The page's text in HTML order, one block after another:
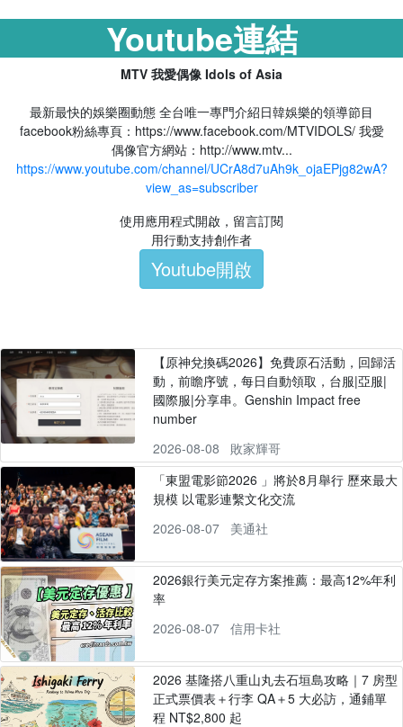
Youtube連結
MTV 我愛偶像 Idols of Asia
最新最快的娛樂圈動態 全台唯一專門介紹日韓娛樂的領導節目
facebook粉絲專頁：https://www.facebook.com/MTVIDOLS/ 我愛
偶像官方網站：http://www.mtv...
https://www.youtube.com/channel/UCrA8d7uAh9k_ojaEPjg82wA?
view_as=subscriber
使用應用程式開啟，留言訂閱
用行動支持創作者
Youtube開啟
【原神兌換碼2026】免費原石活動，回歸活
動，前瞻序號，每日自動領取，台服|亞服|
國際服|分享串。Genshin Impact free
number
2026-08-08
敗家輝哥
「東盟電影節2026 」將於8月舉行 歷來最大
規模 以電影連繫文化交流
2026-08-07
美通社
2026銀行美元定存方案推薦：最高12%年利
率
2026-08-07
信用卡社
2026 基隆搭八重山丸去石垣島攻略｜7 房型
正式票價表＋行李 QA＋5 大必訪，通鋪單
程 NT$2,800 起